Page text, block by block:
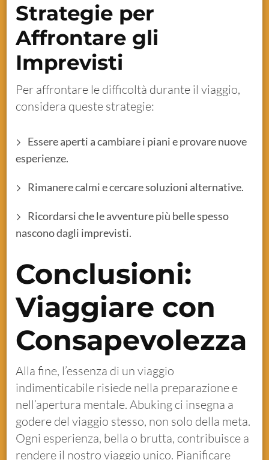
Strategie per
Affrontare gli
Imprevisti
Per affrontare le difficoltà durante il viaggio,
considera queste strategie:
Essere aperti a cambiare i piani e provare nuove
esperienze.
Rimanere calmi e cercare soluzioni alternative.
Ricordarsi che le avventure più belle spesso
nascono dagli imprevisti.
Conclusioni:
Viaggiare con
Consapevolezza
Alla fine, l’essenza di un viaggio
indimenticabile risiede nella preparazione e
nell’apertura mentale. Abuking ci insegna a
godere del viaggio stesso, non solo della meta.
Ogni esperienza, bella o brutta, contribuisce a
rendere il nostro viaggio unico. Pianificare